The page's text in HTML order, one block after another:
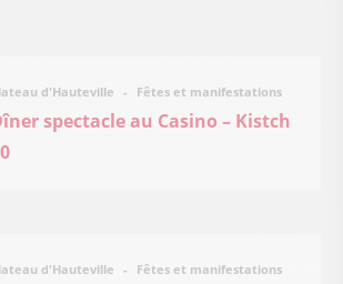
d'Hauteville Fêtes et manifestations
spectacle au Casino – Kistch
d'Hauteville Fêtes et manifestations